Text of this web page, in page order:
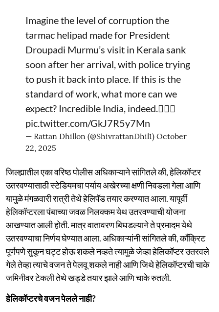
Imagine the level of corruption the
tarmac helipad made for President
Droupadi Murmu’s visit in Kerala sank
soon after her arrival, with police trying
to push it back into place. If this is the
standard of work, what more can we
expect? Incredible India, indeed.🤦🏻‍♂️
pic.twitter.com/GkJ7R5y7Mn
— Rattan Dhillon (@ShivrattanDhil1) October
22, 2025
जिल्ह्यातील एका वरिष्ठ पोलीस अधिकाऱ्याने सांगितले की, हेलिकॉप्टर
उतरवण्यासाठी स्टेडियमचा पर्याय अखेरच्या क्षणी निवडला गेला आणि
यामुळे मंगळवारी रात्री तेथे हेलिपॅड तयार करण्यात आला. यापूर्वी
हेलिकॉप्टरला पंबाच्या जवळ निलक्कम येथ उतरवण्याची योजना
आखण्यात आली होती. मात्र वातावरण बिघडल्याने ते प्रमादम येथे
उतरवण्याचा निर्णय घेण्यात आला. अधिकाऱ्यांनी सांगितले की, काँक्रिट
पूर्णपणे सुकून घट्ट होऊ शकले नव्हते त्यामुळे जेव्हा हेलिकॉप्टर उतरवले
गेले तेव्हा त्याचे वजन ते पेलवू शकले नाही आणि जिथे हेलिकॉप्टरची चाके
जमिनीवर टेकली तेथे खड्डे तयार झाले आणि चाके रुतली.
हेलिकॉप्टरचे वजन पेलले नाही?